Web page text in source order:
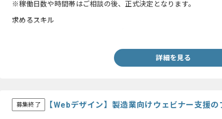
※稼働日数や時間帯はご相談の後、正式決定となります。
求めるスキル
詳細を見る
募集終了 【Webデザイン】製造業向けウェビナー支援